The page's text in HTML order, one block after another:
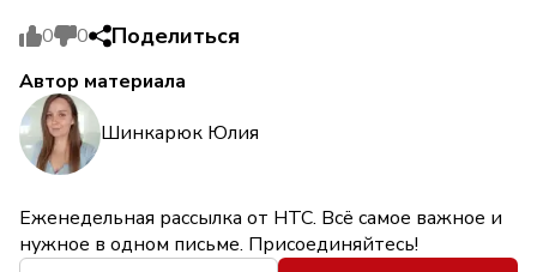
0 0 Поделиться
Автор материала
Шинкарюк Юлия
Еженедельная рассылка от НТС. Всё самое важное и
нужное в одном письме. Присоединяйтесь!